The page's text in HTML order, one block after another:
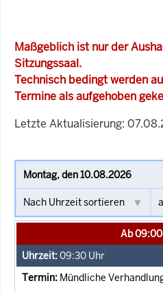
Maßgeblich ist nur der
Sitzungssaal.
Technisch bedingt werden
Termine als aufgehoben
Letzte Aktualisierung:
Ab
09:30 Uhr
Mündliche